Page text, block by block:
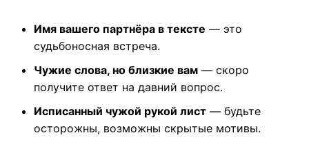
Имя вашего партнёра в тексте — это
судьбоносная встреча.
Чужие слова, но близкие вам— скоро
получите ответ на давний вопрос.
Исписанный чужой рукой лист— будьте
осторожны, возможны скрытые мотивы.